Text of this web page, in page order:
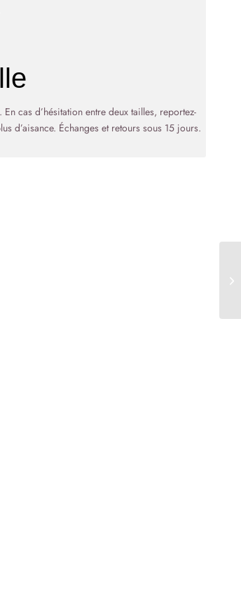
cas d’hésitation entre deux tailles, reportez-
d’aisance. Échanges et retours sous 15 jours.